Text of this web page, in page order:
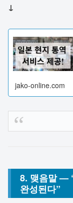
↓
jako-online.com
8. 맺음말 —
완성된다”